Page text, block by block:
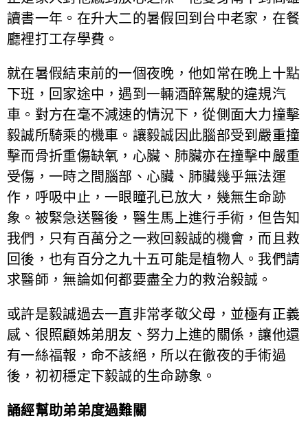
讀書一年。在升大二的暑假回到台中老家，在餐
廳裡打工存學費。
就在暑假結束前的一個夜晚，他如常在晚上十點
下班，回家途中，遇到一輛酒醉駕駛的違規汽
車。對方在毫不減速的情況下，從側面大力撞擊
毅誠所騎乘的機車。讓毅誠因此腦部受到嚴重撞
擊而骨折重傷缺氧，心臟、肺臟亦在撞擊中嚴重
受傷，一時之間腦部、心臟、肺臟幾乎無法運
作，呼吸中止，一眼瞳孔已放大，幾無生命跡
象。被緊急送醫後，醫生馬上進行手術，但告知
我們，只有百萬分之一救回毅誠的機會，而且救
回後，也有百分之九十五可能是植物人。我們請
求醫師，無論如何都要盡全力的救治毅誠。
或許是毅誠過去一直非常孝敬父母，並極有正義
感、很照顧姊弟朋友、努力上進的關係，讓他還
有一絲福報，命不該絕，所以在徹夜的手術過
後，初初穩定下毅誠的生命跡象。
誦經幫助弟弟度過難關